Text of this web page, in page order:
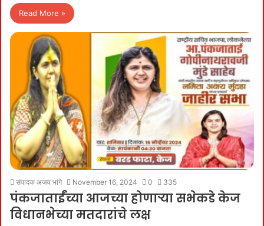
Read More »
संपादक अजय भांगे November 16, 2024 0 335
पंकजाताईंच्या आजच्या होणाऱ्या सभेकडे केज
विधानभेच्या मतदारांचे लक्ष